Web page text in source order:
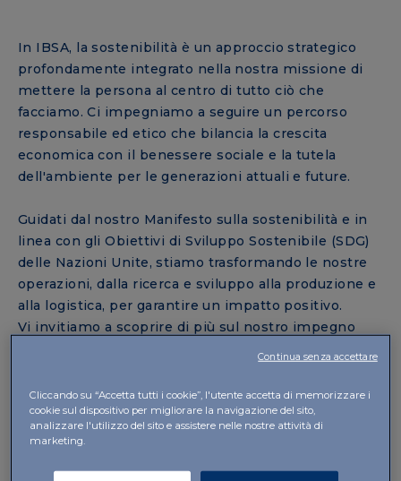
In IBSA, la sostenibilità è un approccio strategico
profondamente integrato nella nostra missione di
mettere la persona al centro di tutto ciò che
facciamo. Ci impegniamo a seguire un percorso
responsabile ed etico che bilancia la crescita
economica con il benessere sociale e la tutela
dell'ambiente per le generazioni attuali e future.
Guidati dal nostro Manifesto sulla sostenibilità e in
linea con gli Obiettivi di Sviluppo Sostenibile (SDG)
delle Nazioni Unite, stiamo trasformando le nostre
operazioni, dalla ricerca e sviluppo alla produzione e
alla logistica, per garantire un impatto positivo.
Vi invitiamo a scoprire di più sul nostro impegno
Scarica qui la Politica di sostenibilità del Gruppo
IBSA
Cliccando su “Accetta tutti i cookie”, l'utente accetta di memorizzare i
cookie sul dispositivo per migliorare la navigazione del sito,
analizzare l'utilizzo del sito e assistere nelle nostre attività di
marketing.
Continua senza accettare